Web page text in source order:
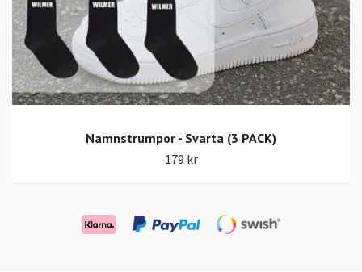
Namnstrumpor - Svarta (3 PACK)
179 kr